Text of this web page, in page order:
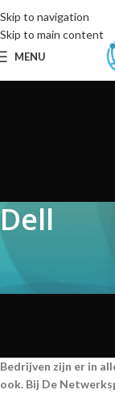
Skip to navigation
Skip to main content
MENU
Dell
Bedrijven zijn er in
ook. Bij De